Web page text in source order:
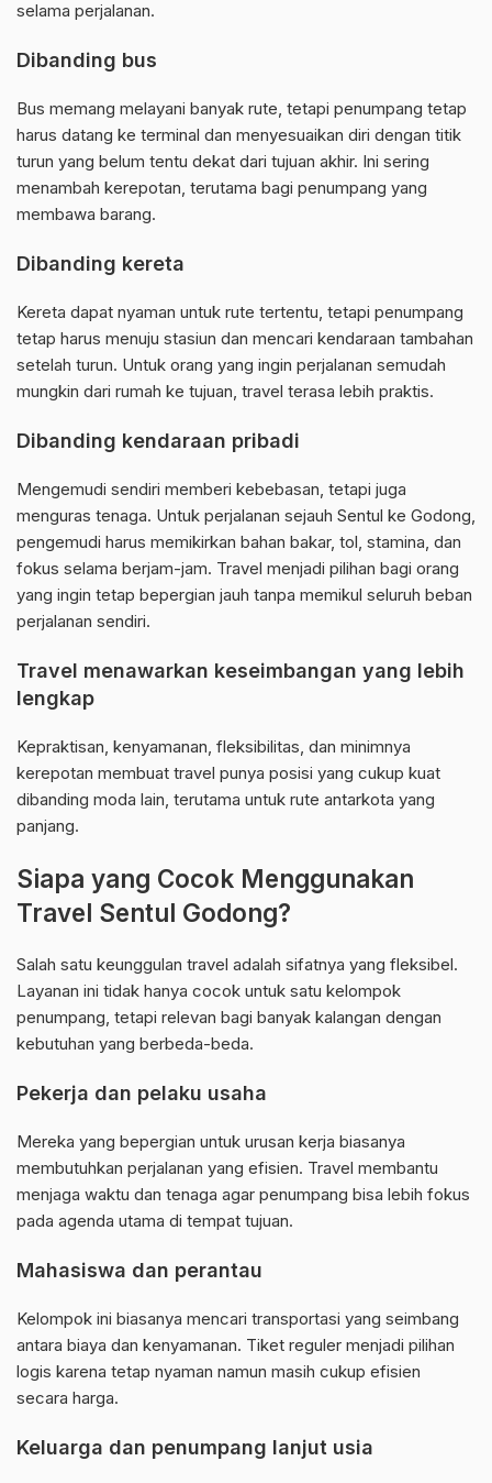
selama perjalanan.
Dibanding bus
Bus memang melayani banyak rute, tetapi penumpang tetap
harus datang ke terminal dan menyesuaikan diri dengan titik
turun yang belum tentu dekat dari tujuan akhir. Ini sering
menambah kerepotan, terutama bagi penumpang yang
membawa barang.
Dibanding kereta
Kereta dapat nyaman untuk rute tertentu, tetapi penumpang
tetap harus menuju stasiun dan mencari kendaraan tambahan
setelah turun. Untuk orang yang ingin perjalanan semudah
mungkin dari rumah ke tujuan, travel terasa lebih praktis.
Dibanding kendaraan pribadi
Mengemudi sendiri memberi kebebasan, tetapi juga
menguras tenaga. Untuk perjalanan sejauh Sentul ke Godong,
pengemudi harus memikirkan bahan bakar, tol, stamina, dan
fokus selama berjam-jam. Travel menjadi pilihan bagi orang
yang ingin tetap bepergian jauh tanpa memikul seluruh beban
perjalanan sendiri.
Travel menawarkan keseimbangan yang lebih
lengkap
Kepraktisan, kenyamanan, fleksibilitas, dan minimnya
kerepotan membuat travel punya posisi yang cukup kuat
dibanding moda lain, terutama untuk rute antarkota yang
panjang.
Siapa yang Cocok Menggunakan
Travel Sentul Godong?
Salah satu keunggulan travel adalah sifatnya yang fleksibel.
Layanan ini tidak hanya cocok untuk satu kelompok
penumpang, tetapi relevan bagi banyak kalangan dengan
kebutuhan yang berbeda-beda.
Pekerja dan pelaku usaha
Mereka yang bepergian untuk urusan kerja biasanya
membutuhkan perjalanan yang efisien. Travel membantu
menjaga waktu dan tenaga agar penumpang bisa lebih fokus
pada agenda utama di tempat tujuan.
Mahasiswa dan perantau
Kelompok ini biasanya mencari transportasi yang seimbang
antara biaya dan kenyamanan. Tiket reguler menjadi pilihan
logis karena tetap nyaman namun masih cukup efisien
secara harga.
Keluarga dan penumpang lanjut usia